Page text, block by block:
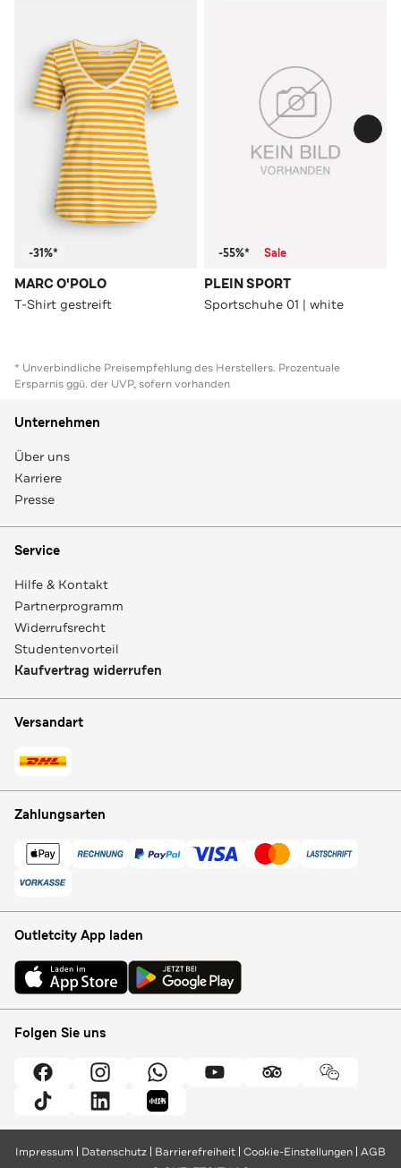
-31%*
MARC O'POLO
T-Shirt gestreift
-55%* Sale
PLEIN SPORT
Sportschuhe 01 | white
* Unverbindliche Preisempfehlung des Herstellers. Prozentuale
Ersparnis ggü. der UVP, sofern vorhanden
Unternehmen
Über uns
Karriere
Presse
Service
Hilfe & Kontakt
Partnerprogramm
Widerrufsrecht
Studentenvorteil
Kaufvertrag widerrufen
Versandart
Zahlungsarten
Outletcity App laden
Folgen Sie uns
Impressum Datenschutz Barrierefreiheit Cookie-Einstellungen AGB